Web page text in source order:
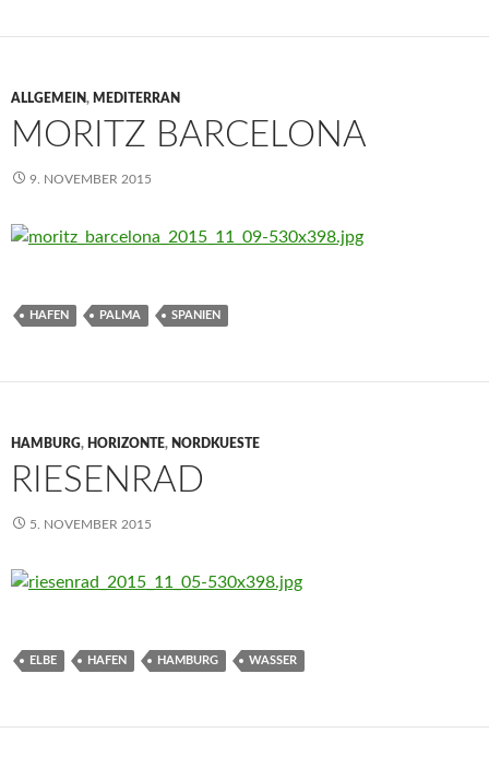
ALLGEMEIN, MEDITERRAN
MORITZ BARCELONA
9. NOVEMBER 2015
HAFEN PALMA SPANIEN
HAMBURG, HORIZONTE, NORDKUESTE
RIESENRAD
5. NOVEMBER 2015
ELBE HAFEN HAMBURG WASSER